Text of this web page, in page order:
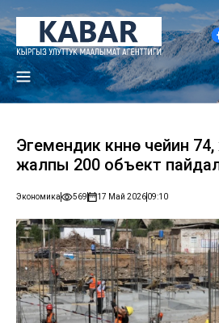
Эгемендик күнүнө чейин
жалпы 200 объект
Экономика 569 17 Май 202609:10